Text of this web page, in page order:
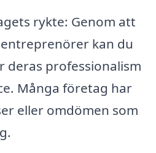
rykte: Genom att
kan du
deras professionalism
Många företag har
eller omdömen som